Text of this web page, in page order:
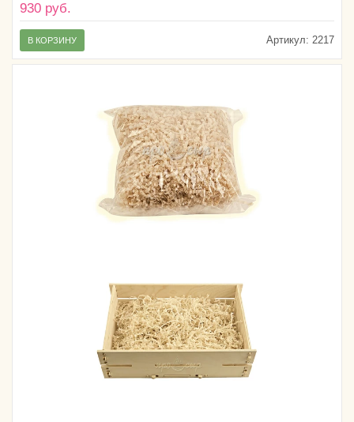
930 руб.
Артикул: 2217
В КОРЗИНУ